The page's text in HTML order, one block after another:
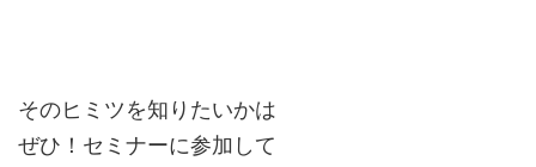
そのヒミツを知りたいかは
ぜひ！セミナーに参加して